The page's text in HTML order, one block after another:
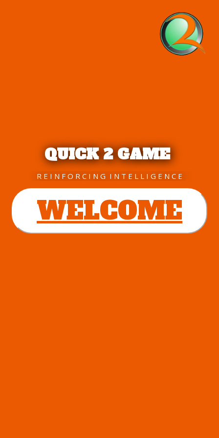
QUICK 2 GAME
R E I N F O R C I N G I N T E L L I G E N C E
WELCOME